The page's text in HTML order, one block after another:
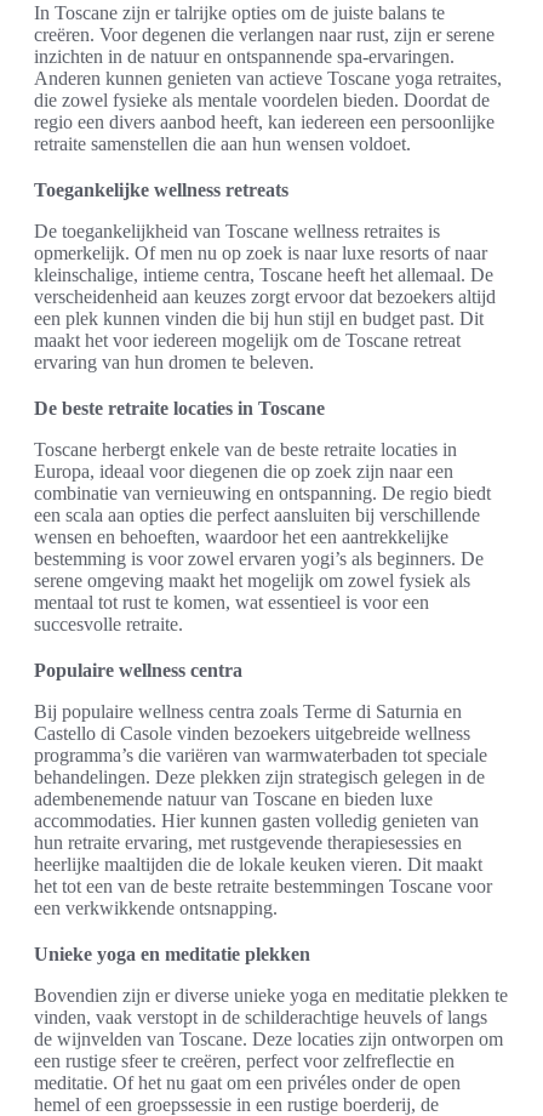
In Toscane zijn er talrijke opties om de juiste balans te
creëren. Voor degenen die verlangen naar rust, zijn er serene
inzichten in de natuur en ontspannende spa-ervaringen.
Anderen kunnen genieten van actieve Toscane yoga retraites,
die zowel fysieke als mentale voordelen bieden. Doordat de
regio een divers aanbod heeft, kan iedereen een persoonlijke
retraite samenstellen die aan hun wensen voldoet.
Toegankelijke wellness retreats
De toegankelijkheid van Toscane wellness retraites is
opmerkelijk. Of men nu op zoek is naar luxe resorts of naar
kleinschalige, intieme centra, Toscane heeft het allemaal. De
verscheidenheid aan keuzes zorgt ervoor dat bezoekers altijd
een plek kunnen vinden die bij hun stijl en budget past. Dit
maakt het voor iedereen mogelijk om de Toscane retreat
ervaring van hun dromen te beleven.
De beste retraite locaties in Toscane
Toscane herbergt enkele van de beste retraite locaties in
Europa, ideaal voor diegenen die op zoek zijn naar een
combinatie van vernieuwing en ontspanning. De regio biedt
een scala aan opties die perfect aansluiten bij verschillende
wensen en behoeften, waardoor het een aantrekkelijke
bestemming is voor zowel ervaren yogi’s als beginners. De
serene omgeving maakt het mogelijk om zowel fysiek als
mentaal tot rust te komen, wat essentieel is voor een
succesvolle retraite.
Populaire wellness centra
Bij populaire wellness centra zoals Terme di Saturnia en
Castello di Casole vinden bezoekers uitgebreide wellness
programma’s die variëren van warmwaterbaden tot speciale
behandelingen. Deze plekken zijn strategisch gelegen in de
adembenemende natuur van Toscane en bieden luxe
accommodaties. Hier kunnen gasten volledig genieten van
hun retraite ervaring, met rustgevende therapiesessies en
heerlijke maaltijden die de lokale keuken vieren. Dit maakt
het tot een van de beste retraite bestemmingen Toscane voor
een verkwikkende ontsnapping.
Unieke yoga en meditatie plekken
Bovendien zijn er diverse unieke yoga en meditatie plekken te
vinden, vaak verstopt in de schilderachtige heuvels of langs
de wijnvelden van Toscane. Deze locaties zijn ontworpen om
een rustige sfeer te creëren, perfect voor zelfreflectie en
meditatie. Of het nu gaat om een privéles onder de open
hemel of een groepssessie in een rustige boerderij, de